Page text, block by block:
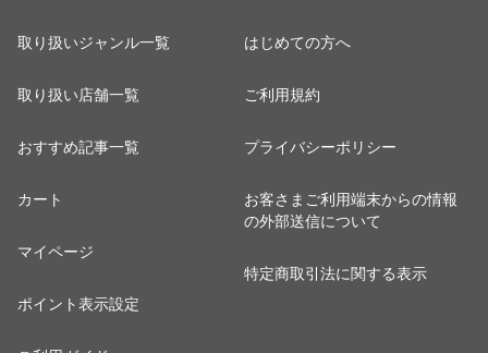
取り扱いジャンル一覧
取り扱い店舗一覧
おすすめ記事一覧
カート
マイページ
ポイント表示設定
はじめての方へ
ご利用規約
プライバシーポリシー
お客さまご利用端末からの情報
の外部送信について
特定商取引法に関する表示